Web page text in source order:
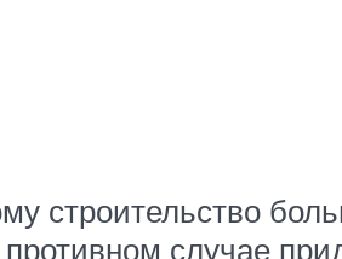
строительство
случае